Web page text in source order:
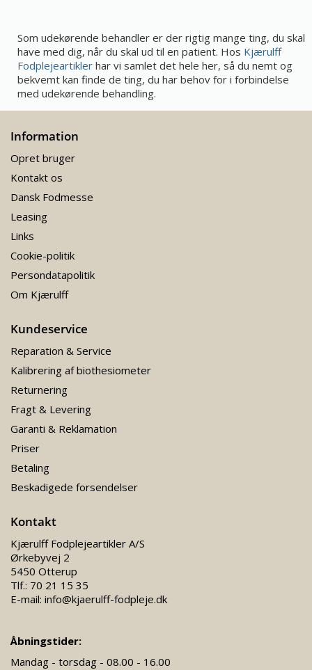
Som udekørende behandler er der rigtig mange ting, du skal
have med dig, når du skal ud til en patient. Hos Kjærulff
Fodplejeartikler har vi samlet det hele her, så du nemt og
bekvemt kan finde de ting, du har behov for i forbindelse
med udekørende behandling.
Information
Opret bruger
Kontakt os
Dansk Fodmesse
Leasing
Links
Cookie-politik
Persondatapolitik
Om Kjærulff
Kundeservice
Reparation & Service
Kalibrering af biothesiometer
Returnering
Fragt & Levering
Garanti & Reklamation
Priser
Betaling
Beskadigede forsendelser
Kontakt
Kjærulff Fodplejeartikler A/S
Ørkebyvej 2
5450 Otterup
Tlf.: 70 21 15 35
E-mail: info@kjaerulff-fodpleje.dk
Åbningstider:
Mandag - torsdag - 08.00 - 16.00